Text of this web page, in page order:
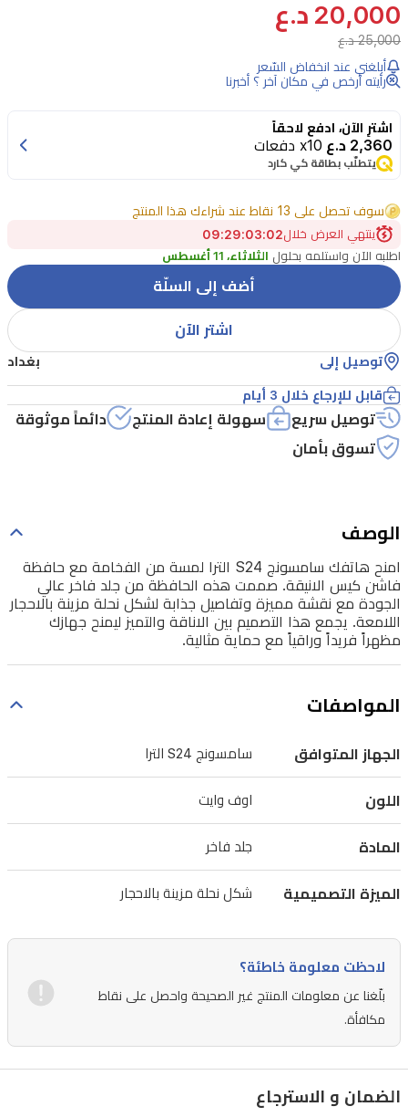
سامسونج
S24
الترا
لمسة
الفخامة
مع
فاشن
كيس
الانيقة.
صممت
هذه
الحافظة
من
جلد
فاخر
مع
مميزة
وتفاصيل
جذابة
لشكل
مزينة
يجمع
هذا
التصميم
الاناقة
والتميز
ليمنح
جهازك
مظهراً
فريداً
وراقياً
مع
20,000 د.ع
25,000 د.ع
أبلغني عند انخفاض السّعر
رأيته أرخص في مكان آخر ؟ أخبرنا
اشترِ الآن، ادفع لاحقاً
2,360 د.ع x10 دفعات
يتطلّب بطاقة كي كارد
سوف تحصل على 13 نقاط عند شراءك هذا المنتج
ينتهي العرض خلال02
:
03
:
29
:
09
اطلبه الآن واستلمه بحلول الثلاثاء، 11 أغسطس
أضف إلى السلّة
اشتر الآن
توصيل إلى بغداد
قابل للإرجاع خلال 3 أيام
توصيل سريع سهولة إعادة المنتج
دائماً موثوقة
تسوق بأمان
الوصف
امنح هاتفك سامسونج S24 الترا لمسة من الفخامة مع حافظة
فاشن كيس الانيقة. صممت هذه الحافظة من جلد فاخر عالي
الجودة مع نقشة مميزة وتفاصيل جذابة لشكل نحلة مزينة بالاحجار
اللامعة. يجمع هذا التصميم بين الاناقة والتميز ليمنح جهازك
مظهراً فريداً وراقياً مع حماية مثالية.
المواصفات
الجهاز المتوافق سامسونج S24 الترا
اللون اوف وايت
المادة جلد فاخر
الميزة التصميمية شكل نحلة مزينة بالاحجار
لاحظت معلومة خاطئة؟
بلّغنا عن معلومات المنتج غير الصحيحة واحصل على نقاط
مكافأة.
الضمان و الاسترجاع